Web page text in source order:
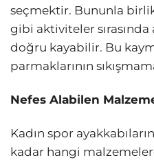
seçmektir. Bununla
gibi aktiviteler
doğru kayabilir. Bu
parmaklarının
Nefes Alabilen
Kadın spor
kadar hangi